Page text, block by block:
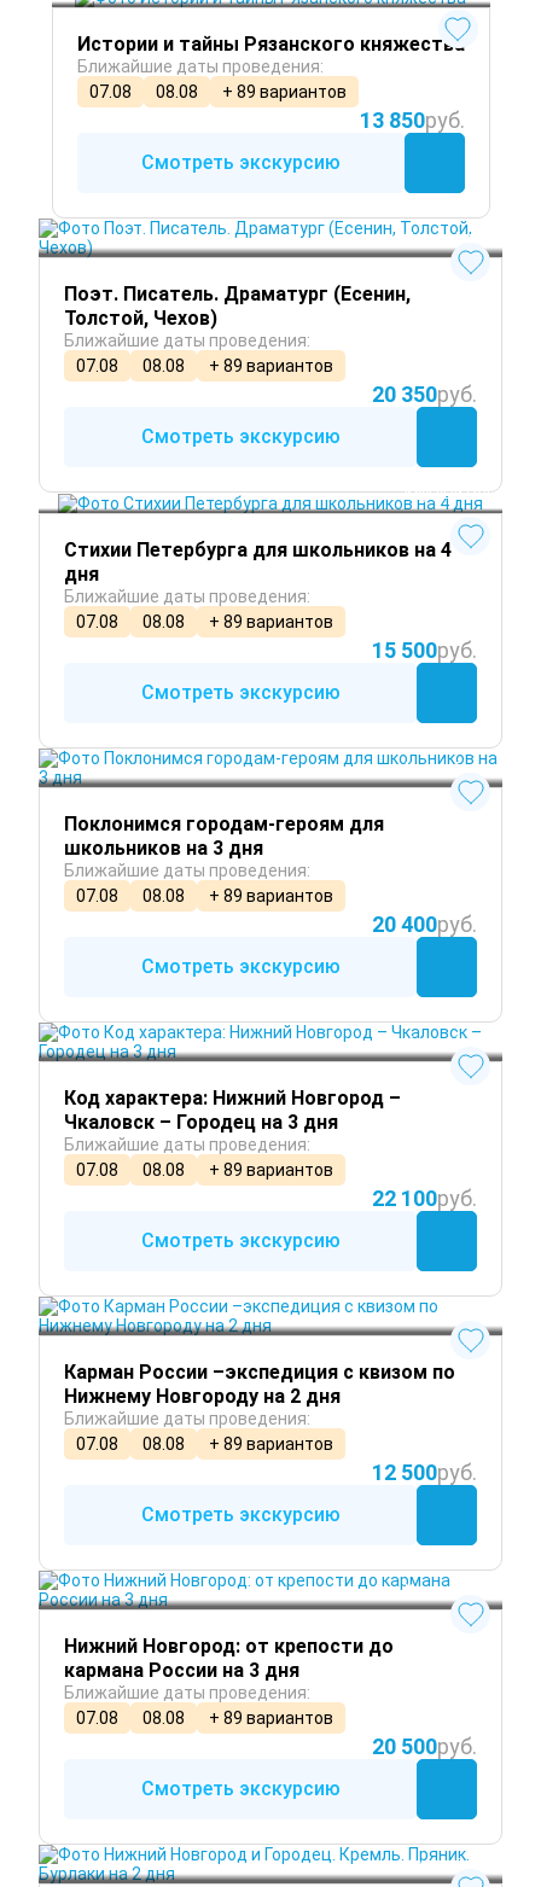
Истории и тайны Рязанского княжества
Ближайшие даты проведения:
07.08
08.08 + 89 вариантов
13 850руб.
Смотреть экскурсию
Круглый год
Поэт. Писатель. Драматург (Есенин,
Толстой, Чехов)
Ближайшие даты проведения:
07.08
08.08 + 89 вариантов
20 350руб.
Смотреть экскурсию
Круглый год
Стихии Петербурга для школьников на 4
дня
Ближайшие даты проведения:
07.08
08.08 + 89 вариантов
15 500руб.
Смотреть экскурсию
Круглый год
Поклонимся городам-героям для
школьников на 3 дня
Ближайшие даты проведения:
07.08
08.08 + 89 вариантов
20 400руб.
Смотреть экскурсию
Круглый год
Код характера: Нижний Новгород –
Чкаловск – Городец на 3 дня
Ближайшие даты проведения:
07.08
08.08 + 89 вариантов
22 100руб.
Смотреть экскурсию
Круглый год
Карман России –экспедиция с квизом по
Нижнему Новгороду на 2 дня
Ближайшие даты проведения:
07.08
08.08 + 89 вариантов
12 500руб.
Смотреть экскурсию
Круглый год
Нижний Новгород: от крепости до
кармана России на 3 дня
Ближайшие даты проведения:
07.08
08.08 + 89 вариантов
20 500руб.
Смотреть экскурсию
Круглый год